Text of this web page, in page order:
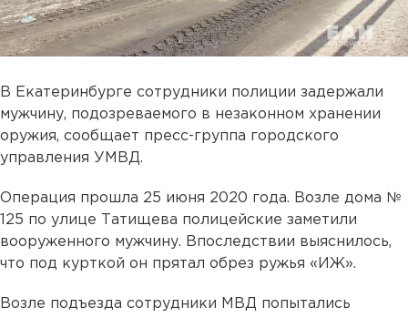
В Екатеринбурге сотрудники полиции задержали
мужчину, подозреваемого в незаконном хранении
оружия, сообщает пресс-группа городского
управления УМВД.
Операция прошла 25 июня 2020 года. Возле дома №
125 по улице Татищева полицейские заметили
вооруженного мужчину. Впоследствии выяснилось,
что под курткой он прятал обрез ружья «ИЖ».
Возле подъезда сотрудники МВД попытались